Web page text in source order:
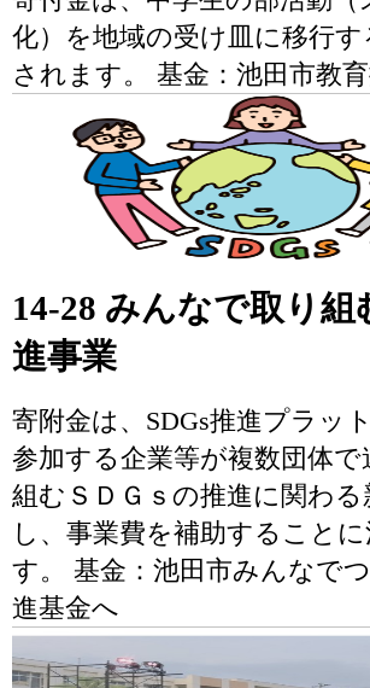
化）を地域の受け皿に移行す
されます。 基金：池田市教
14-28 みんなで取り組
進事業
寄附金は、SDGs推進プラッ
参加する企業等が複数団体で
組むＳＤＧｓの推進に関わる
し、事業費を補助することに
す。 基金：池田市みんなで
進基金へ